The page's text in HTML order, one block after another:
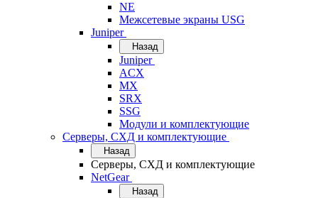
NE
Межсетевые экраны USG
Juniper
Назад
Juniper
ACX
MX
SRX
SSG
Модули и комплектующие
Серверы, СХД и комплектующие
Назад
Серверы, СХД и комплектующие
NetGear
Назад